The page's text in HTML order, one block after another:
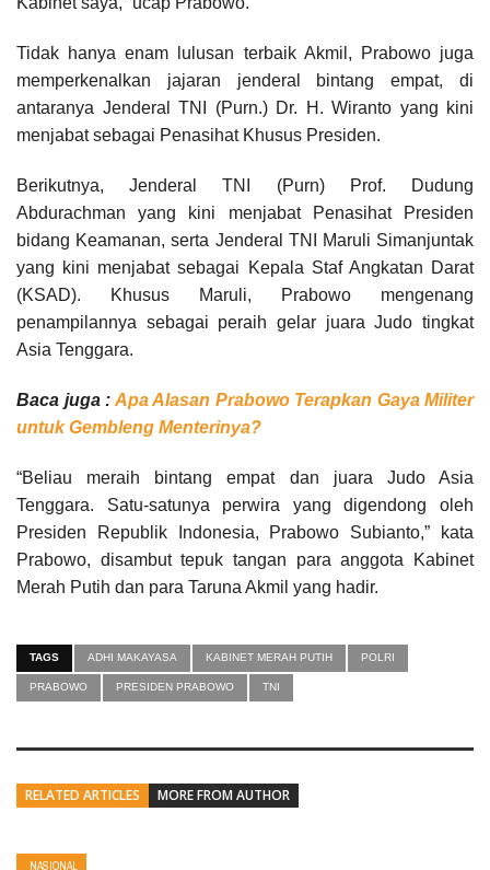
Tidak hanya enam lulusan terbaik Akmil, Prabowo juga
memperkenalkan jajaran jenderal bintang empat, di
antaranya Jenderal TNI (Purn.) Dr. H. Wiranto yang kini
menjabat sebagai Penasihat Khusus Presiden.
Berikutnya, Jenderal TNI (Purn) Prof. Dudung
Abdurachman yang kini menjabat Penasihat Presiden
bidang Keamanan, serta Jenderal TNI Maruli Simanjuntak
yang kini menjabat sebagai Kepala Staf Angkatan Darat
(KSAD). Khusus Maruli, Prabowo mengenang
penampilannya sebagai peraih gelar juara Judo tingkat
Asia Tenggara.
Baca juga : Apa Alasan Prabowo Terapkan Gaya Militer
untuk Gembleng Menterinya?
“Beliau meraih bintang empat dan juara Judo Asia
Tenggara. Satu-satunya perwira yang digendong oleh
Presiden Republik Indonesia, Prabowo Subianto,” kata
Prabowo, disambut tepuk tangan para anggota Kabinet
Merah Putih dan para Taruna Akmil yang hadir.
TAGS ADHI MAKAYASA KABINET MERAH PUTIH POLRI
PRABOWO PRESIDEN PRABOWO TNI
RELATED ARTICLES MORE FROM AUTHOR
NASIONAL